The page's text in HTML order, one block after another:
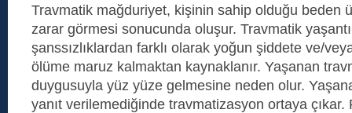
Travmatik mağduriyet, kişinin sahip olduğu beden
zarar görmesi sonucunda oluşur. Travmatik
şanssızlıklardan farklı olarak yoğun şiddete ve/
ölüme maruz kalmaktan kaynaklanır. Yaşanan
duygusuyla yüz yüze gelmesine neden olur.
yanıt verilemediğinde travmatizasyon ortaya